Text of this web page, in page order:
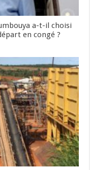
a-t-il choisi
en congé ?